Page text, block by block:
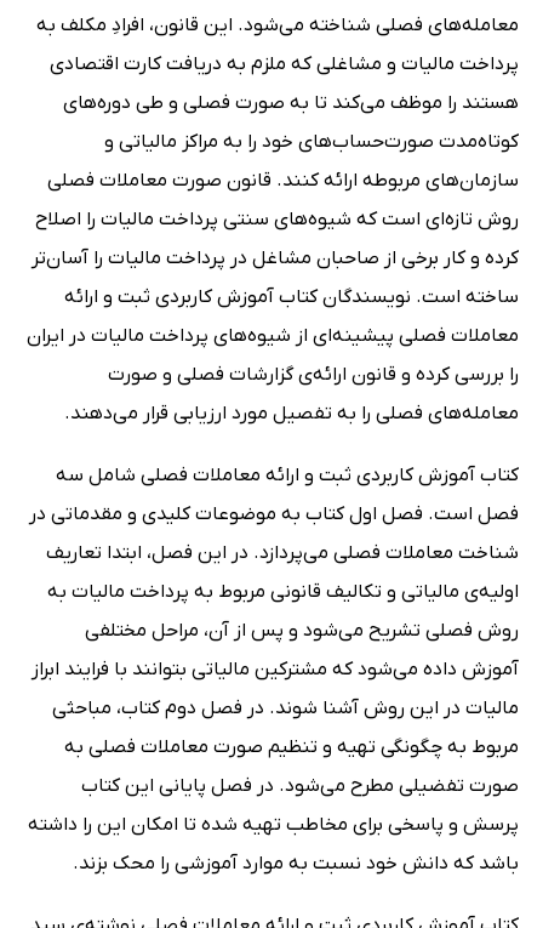
معامله‌های فصلی شناخته می‌شود. این قانون، افرادِ مکلف به
پرداخت مالیات و مشاغلی که ملزم به دریافت کارت اقتصادی
هستند را موظف می‌کند تا به صورت فصلی و طی دوره‌های
کوتاه‌مدت صورت‌حساب‌های خود را به مراکز مالیاتی و
سازمان‌های مربوطه ارائه کنند. قانون صورت معاملات فصلی
روش تازه‌ای است که شیوه‌های سنتی پرداخت مالیات را اصلاح
کرده و کار برخی از صاحبان مشاغل در پرداخت مالیات را آسان‌تر
ساخته است. نویسندگان کتاب آموزش کاربردی ثبت و ارائه
معاملات فصلی پیشینه‌ای از شیوه‌های پرداخت مالیات در ایران
را بررسی کرده و قانون ارائه‌ی گزارشات فصلی و صورت
معامله‌های فصلی را به تفصیل مورد ارزیابی قرار می‌دهند.
کتاب آموزش کاربردی ثبت و ارائه معاملات فصلی شامل سه
فصل است. فصل اول کتاب به موضوعات کلیدی و مقدماتی در
شناخت معاملات فصلی می‌پردازد. در این فصل، ابتدا تعاریف
اولیه‌ی مالیاتی و تکالیف قانونی مربوط به پرداخت مالیات به
روش فصلی تشریح می‌شود و پس از آن، مراحل مختلفی
آموزش داده می‌شود که مشترکین مالیاتی بتوانند با فرایند ابراز
مالیات در این روش آشنا شوند. در فصل دوم کتاب، مباحثی
مربوط به چگونگی تهیه و تنظیم صورت معاملات فصلی به
صورت تفضیلی مطرح می‌شود. در فصل پایانی این کتاب
پرسش و پاسخی برای مخاطب تهیه شده تا امکان این را داشته
باشد که دانش خود نسبت به موارد آموزشی را محک بزند.